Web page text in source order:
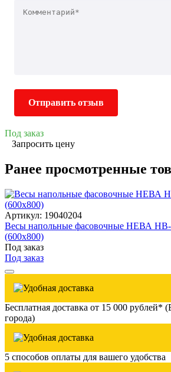
Отправить отзыв
Под заказ
Запросить цену
Ранее просмотренные
Артикул: 19040204
Весы напольные фасовочные НЕВА НВ-
(600х800)
Под заказ
Под заказ
Бесплатная доставка от 15 000 рублей*
города)
5 способов оплаты для вашего удобства